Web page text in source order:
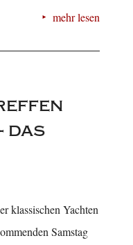
mehr lesen
das
klassischen Yachten
Samstag